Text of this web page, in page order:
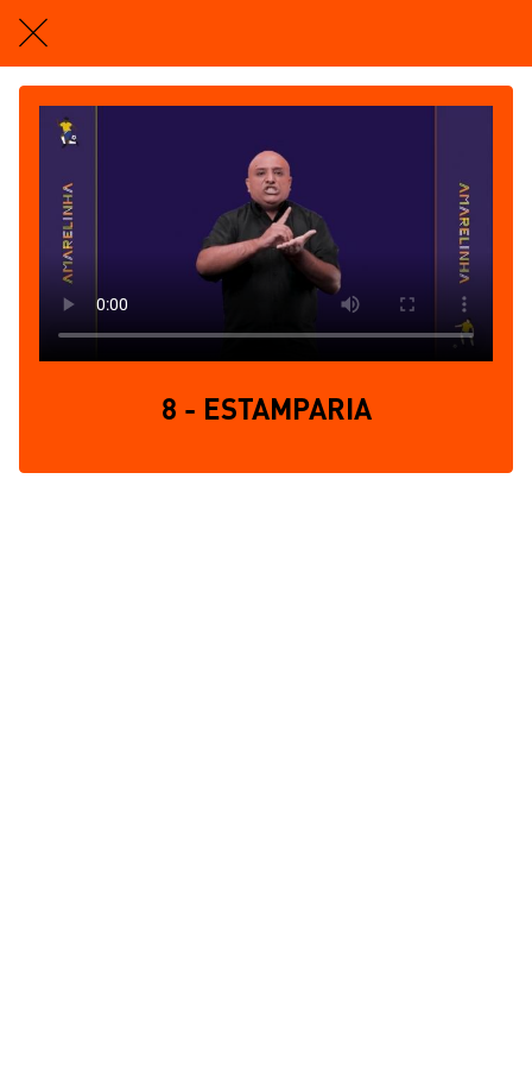
8 - ESTAMPARIA